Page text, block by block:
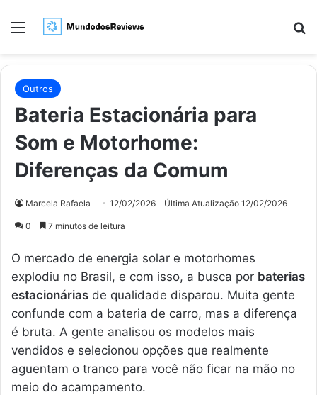
Menu
Outros
Bateria Estacionária para
Som e Motorhome:
Diferenças da Comum
Marcela Rafaela 12/02/2026 Última Atualização 12/02/2026
0 7 minutos de leitura
O mercado de energia solar e motorhomes
explodiu no Brasil, e com isso, a busca por baterias
estacionárias de qualidade disparou. Muita gente
confunde com a bateria de carro, mas a diferença
é bruta. A gente analisou os modelos mais
vendidos e selecionou opções que realmente
aguentam o tranco para você não ficar na mão no
meio do acampamento.